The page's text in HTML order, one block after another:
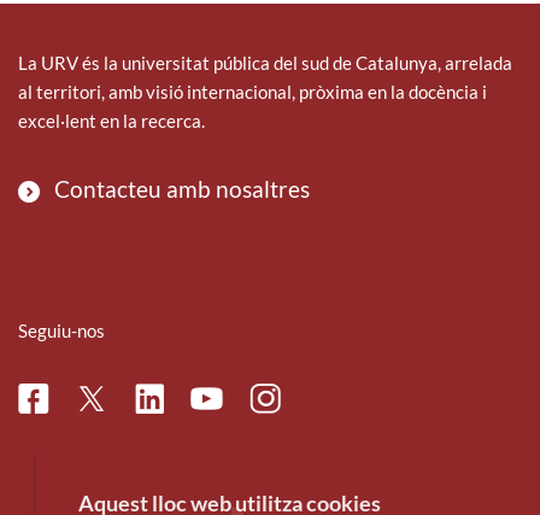
La URV és la universitat pública del sud de Catalunya, arrelada
al territori, amb visió internacional, pròxima en la docència i
excel·lent en la recerca.
Contacteu amb nosaltres
Seguiu-nos
FacebookTwitterLinkedinYoutubeInstagram
Aquest lloc web utilitza cookies